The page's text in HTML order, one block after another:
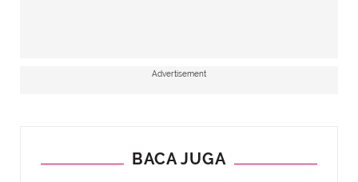
Advertisement
BACA JUGA